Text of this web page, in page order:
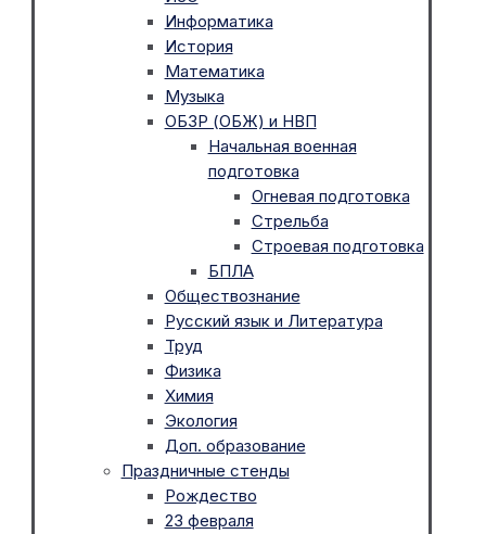
Информатика
История
Математика
Музыка
ОБЗР (ОБЖ) и НВП
Начальная военная
подготовка
Огневая подготовка
Стрельба
Строевая подготовка
БПЛА
Обществознание
Русский язык и Литература
Труд
Физика
Химия
Экология
Доп. образование
Праздничные стенды
Рождество
23 февраля